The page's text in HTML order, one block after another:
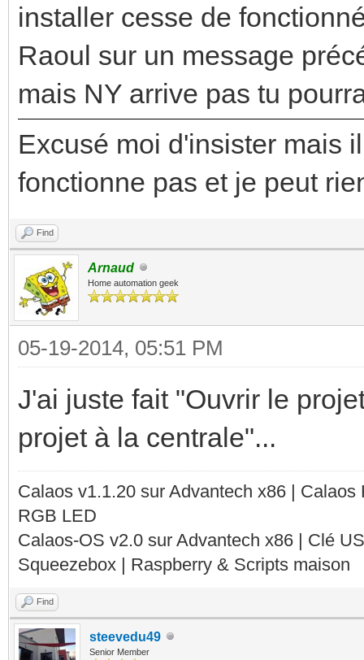
installer cesse de
Raoul sur un message
mais NY arrive pas tu
Excusé moi d'insister mais
fonctionne pas et je peut
Find
Arnaud
Home automation geek
05-19-2014, 05:51 PM
J'ai juste fait "Ouvrir le
projet à la centrale"...
Calaos v1.1.20 sur Advantech x86 |
RGB LED
Calaos-OS v2.0 sur Advantech x86 | Clé
Squeezebox | Raspberry & Scripts maison
Find
steevedu49
Senior Member